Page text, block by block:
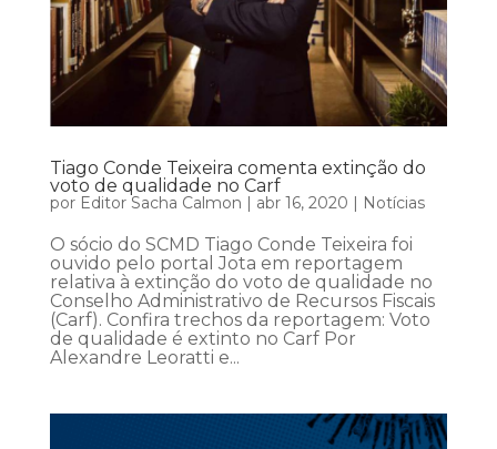
Tiago Conde Teixeira comenta extinção do
voto de qualidade no Carf
por Editor Sacha Calmon | abr 16, 2020 | Notícias
O sócio do SCMD Tiago Conde Teixeira foi
ouvido pelo portal Jota em reportagem
relativa à extinção do voto de qualidade no
Conselho Administrativo de Recursos Fiscais
(Carf). Confira trechos da reportagem: Voto
de qualidade é extinto no Carf Por
Alexandre Leoratti e...